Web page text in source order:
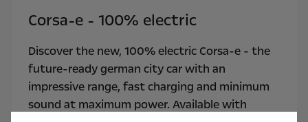
Corsa-e - 100% electric
Discover the new, 100% electric Corsa-e - the
future-ready german city car with an
impressive range, fast charging and minimum
sound at maximum power. Available with